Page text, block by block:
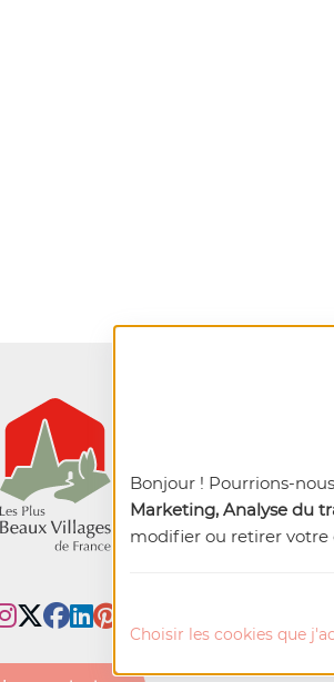
Bonjour ! Pourrions-
Marketing, Analyse du
modifier ou retirer
Choisir les cookies que